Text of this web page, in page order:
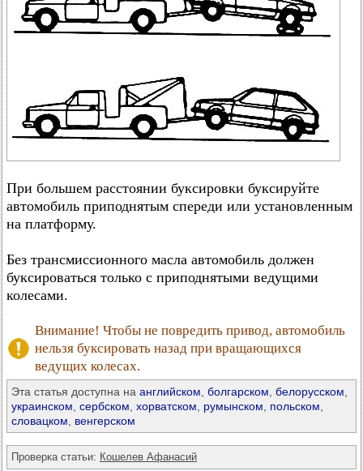
При большем расстоянии буксировки буксируйте
автомобиль приподнятым спереди или установленным
на платформу.
Без трансмиссионного масла автомобиль должен
буксироваться только с приподнятыми ведущими
колесами.
Внимание! Чтобы не повредить привод, автомобиль
нельзя буксировать назад при вращающихся
ведущих колесах.
Эта статья доступна на английском болгарском белорусском
украинском сербском хорватском румынском польском
словацком
венгерском
Проверка статьи: Кошелев Афанасий